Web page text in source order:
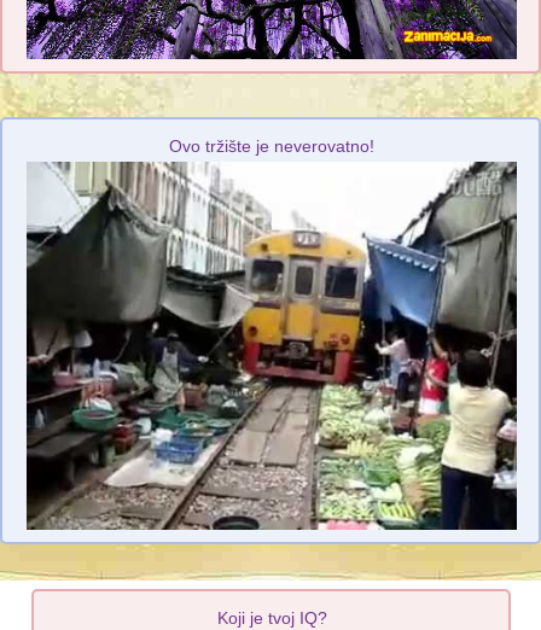
Ovo tržište je neverovatno!
Koji je tvoj IQ?